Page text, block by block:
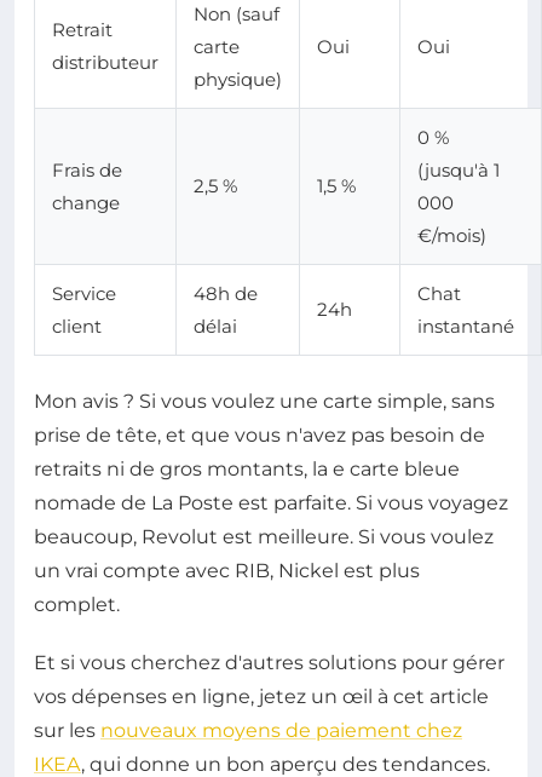
Retrait
distributeur
Non (sauf
carte
physique)
Oui Oui
Frais de
change
2,5 % 1,5 %
0 %
(jusqu'à 1
000
€/mois)
Service
client
48h de
délai
24h
Chat
instantané
Mon avis ? Si vous voulez une carte simple, sans
prise de tête, et que vous n'avez pas besoin de
retraits ni de gros montants, la e carte bleue
nomade de La Poste est parfaite. Si vous voyagez
beaucoup, Revolut est meilleure. Si vous voulez
un vrai compte avec RIB, Nickel est plus
complet.
Et si vous cherchez d'autres solutions pour gérer
vos dépenses en ligne, jetez un œil à cet article
sur les nouveaux moyens de paiement chez
IKEA, qui donne un bon aperçu des tendances.